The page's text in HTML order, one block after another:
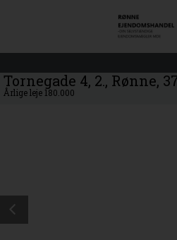
Tornegade 4, 2., Rønne,
Årlige leje 180.000